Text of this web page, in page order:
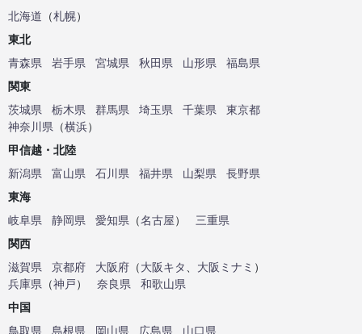
北海道 （札幌）
東北
青森県
岩手県 宮城県 秋田県 山形県
福島県
関東
茨城県
栃木県 群馬県 埼玉県 千葉県
東京都
神奈川県 （横浜）
甲信越・北陸
新潟県
富山県 石川県 福井県 山梨県
長野県
東海
岐阜県
静岡県 愛知県 （名古屋）
三重県
関西
滋賀県
京都府 大阪府 （大阪キタ 大阪ミナミ ）
兵庫県 （神戸） 奈良県
和歌山県
中国
鳥取県
島根県 岡山県 広島県
山口県